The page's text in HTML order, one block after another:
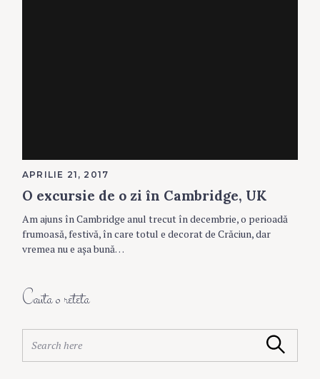
APRILIE 21, 2017
O excursie de o zi în Cambridge, UK
Am ajuns în Cambridge anul trecut în decembrie, o perioadă
frumoasă, festivă, în care totul e decorat de Crăciun, dar
vremea nu e aşa bună…
Cauta o reteta
a
Search